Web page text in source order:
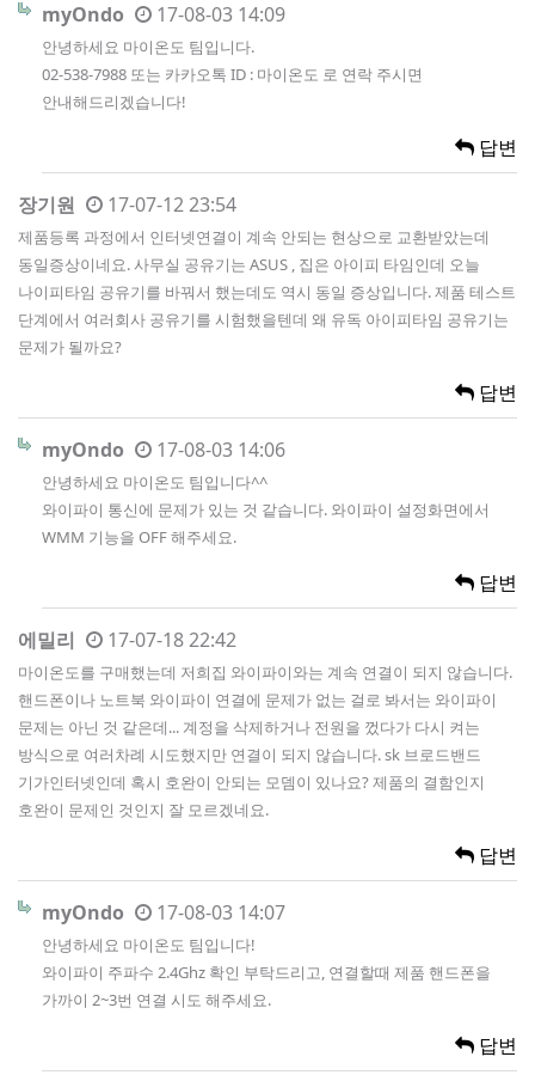
myOndo 17-08-03 14:09
안녕하세요 마이온도 팀입니다.
02-538-7988 또는 카카오톡 ID : 마이온도 로 연락 주시면
안내해드리겠습니다!
답변
장기원 17-07-12 23:54
제품등록 과정에서 인터넷연결이 계속 안되는 현상으로 교환받았는데
동일증상이네요. 사무실 공유기는 ASUS , 집은 아이피 타임인데 오늘
나이피타임 공유기를 바꿔서 했는데도 역시 동일 증상입니다. 제품 테스트
단계에서 여러회사 공유기를 시험했을텐데 왜 유독 아이피타임 공유기는
문제가 될까요?
답변
myOndo 17-08-03 14:06
안녕하세요 마이온도 팀입니다^^
와이파이 통신에 문제가 있는 것 같습니다. 와이파이 설정화면에서
WMM 기능을 OFF 해주세요.
답변
에밀리 17-07-18 22:42
마이온도를 구매했는데 저희집 와이파이와는 계속 연결이 되지 않습니다.
핸드폰이나 노트북 와이파이 연결에 문제가 없는 걸로 봐서는 와이파이
문제는 아닌 것 같은데... 계정을 삭제하거나 전원을 껐다가 다시 켜는
방식으로 여러차례 시도했지만 연결이 되지 않습니다. sk 브로드밴드
기가인터넷인데 혹시 호완이 안되는 모뎀이 있나요? 제품의 결함인지
호완이 문제인 것인지 잘 모르겠네요.
답변
myOndo 17-08-03 14:07
안녕하세요 마이온도 팀입니다!
와이파이 주파수 2.4Ghz 확인 부탁드리고, 연결할때 제품 핸드폰을
가까이 2~3번 연결 시도 해주세요.
답변